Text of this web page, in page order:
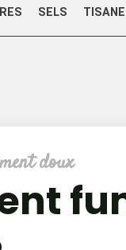
SELS
doux